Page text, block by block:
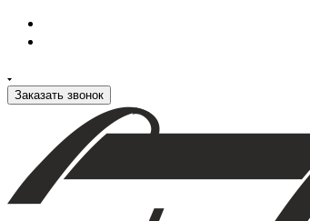
Заказать звонок